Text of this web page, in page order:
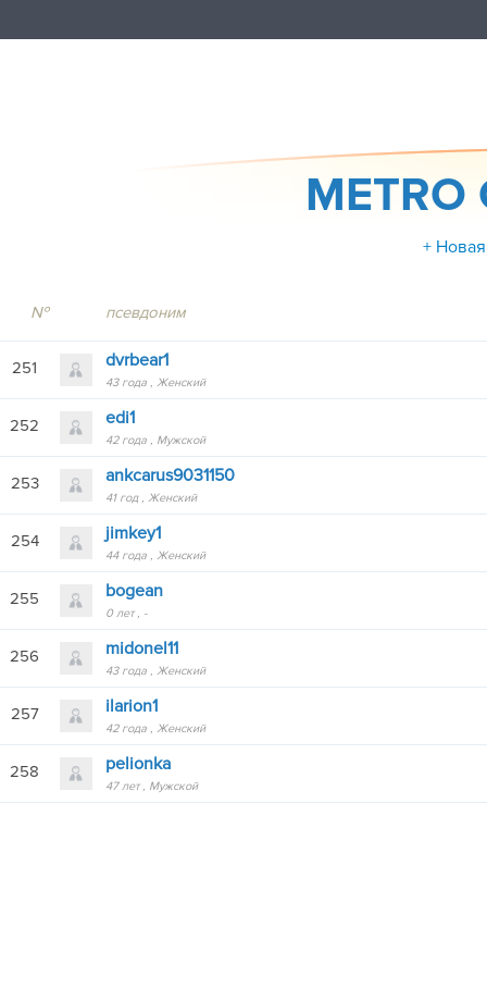
+
№ псевдоним
251 dvrbear1
43 года Женский
252 edi1
42 года Мужской
253 ankcarus9031150
41 год Женский
254 jimkey1
44 года Женский
255 bogean
0 лет -
256 midonel11
43 года Женский
257 ilarion1
42 года Женский
258 pelionka
47 лет Мужской